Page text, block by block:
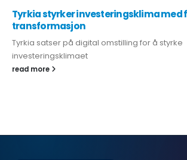
Tyrkia styrker investeringsklima med
transformasjon
Tyrkia satser på digital omstilling for å styrke
investeringsklimaet
read more